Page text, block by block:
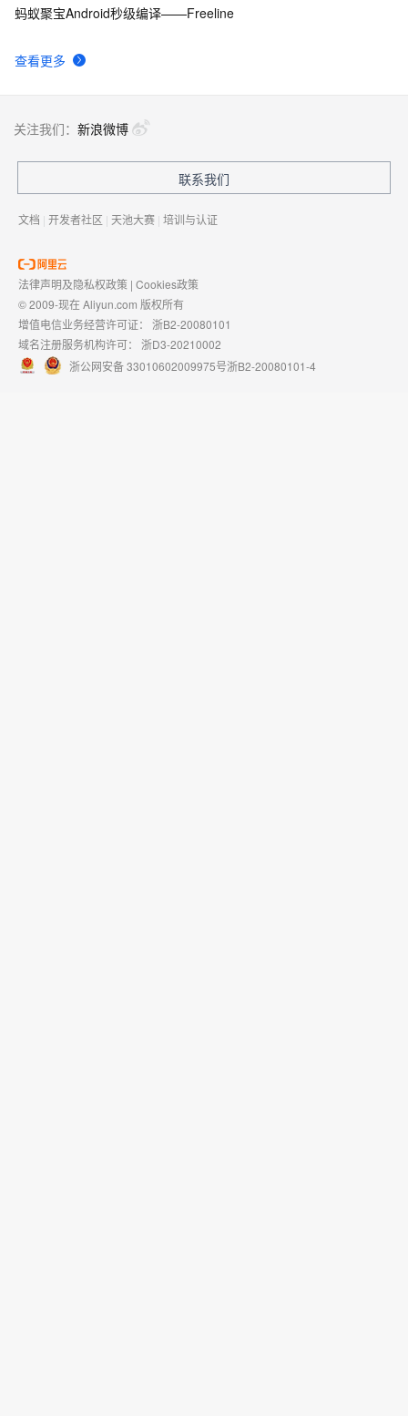
查看更多
蚂蚁聚宝Android秒级编译——Freeline
关注我们： 新浪微博
联系我们
文档 | 开发者社区 | 天池大赛 | 培训与认证
法律声明及隐私权政策 | Cookies政策
© 2009-现在 Aliyun.com 版权所有
增值电信业务经营许可证： 浙B2-20080101
域名注册服务机构许可： 浙D3-20210002
浙公网安备 33010602009975号浙B2-20080101-4